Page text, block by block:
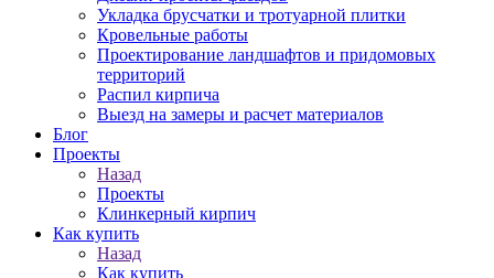
Укладка брусчатки и тротуарной плитки
Кровельные работы
Проектирование ландшафтов и придомовых
территорий
Распил кирпича
Выезд на замеры и расчет материалов
Блог
Проекты
Назад
Проекты
Клинкерный кирпич
Как купить
Назад
Как купить